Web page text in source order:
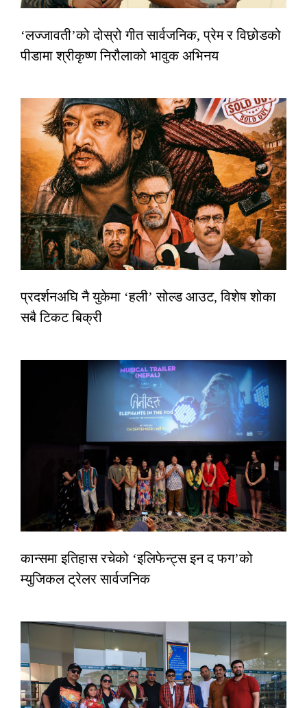
‘लज्जावती’को दोस्रो गीत सार्वजनिक, प्रेम र विछोडको
पीडामा श्रीकृष्ण निरौलाको भावुक अभिनय
प्रदर्शनअघि नै युकेमा ‘हली’ सोल्ड आउट, विशेष शोका
सबै टिकट बिक्री
कान्समा इतिहास रचेको ‘इलिफेन्ट्स इन द फग’को
म्युजिकल ट्रेलर सार्वजनिक